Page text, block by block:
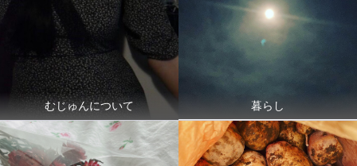
むじゅんについて 暮らし